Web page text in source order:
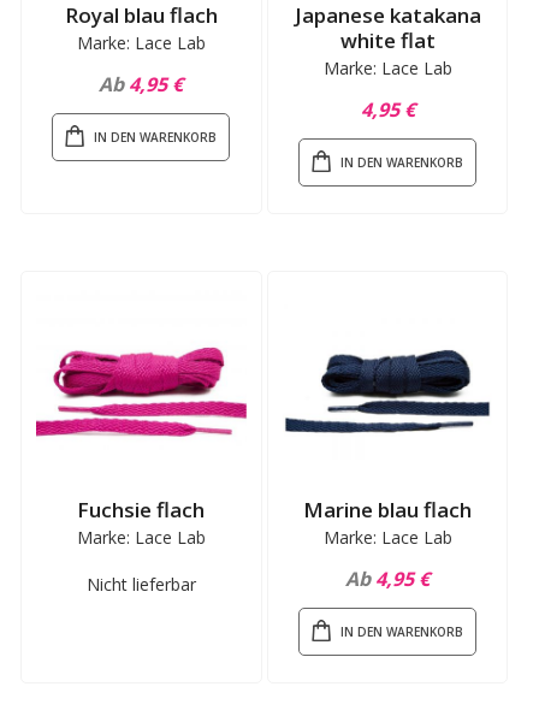
Royal blau flach
Marke: Lace Lab
Ab 4,95 €
IN DEN WARENKORB
Japanese katakana
white flat
Marke: Lace Lab
4,95 €
IN DEN WARENKORB
Fuchsie flach
Marke: Lace Lab
Nicht lieferbar
Marine blau flach
Marke: Lace Lab
Ab 4,95 €
IN DEN WARENKORB